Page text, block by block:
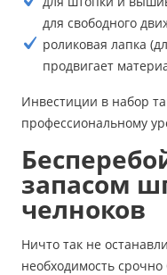
для свободного
роликовая лапка
продвигает
Инвестиции в набор
профессиональному
запасом
челноков
Ничто так не
необходимость